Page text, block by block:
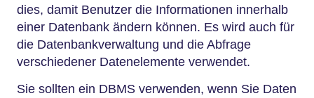
dies, damit Benutzer die Informationen innerhalb
einer Datenbank ändern können. Es wird auch für
die Datenbankverwaltung und die Abfrage
verschiedener Datenelemente verwendet.
Sie sollten ein DBMS verwenden, wenn Sie Daten